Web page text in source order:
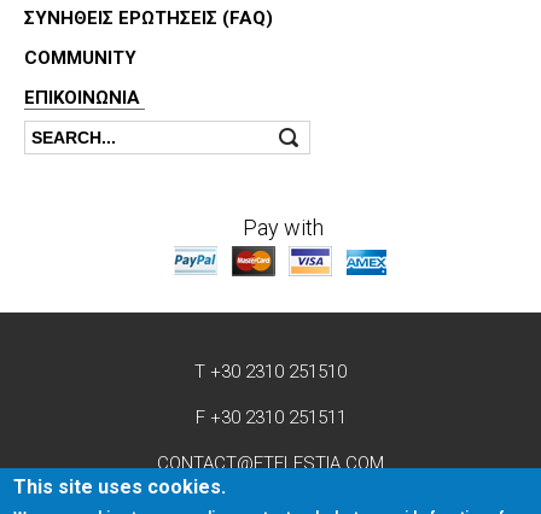
ΣΥΝΗΘΕΙΣ ΕΡΩΤΗΣΕΙΣ (FAQ)
COMMUNITY
ΕΠΙΚΟΙΝΩΝΊΑ
Search form
Search
Pay with
T +30 2310 251510
F +30 2310 251511
CONTACT@ETELESTIA.COM
This site uses cookies.